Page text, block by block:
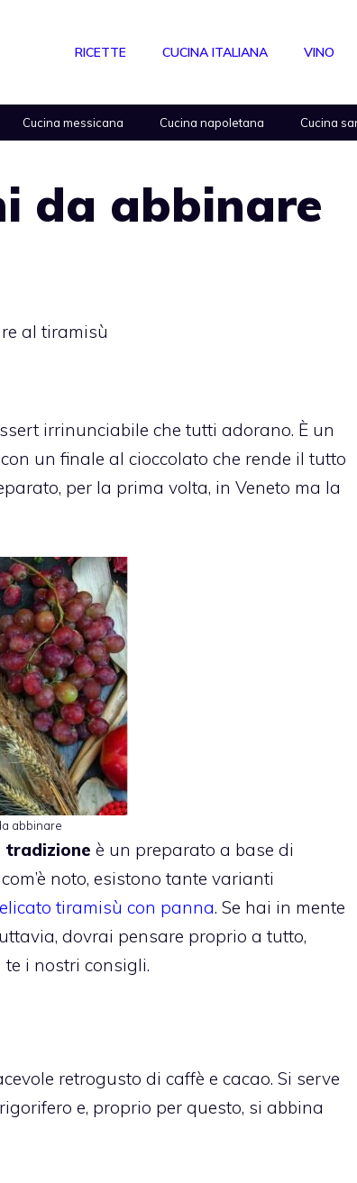
RICETTE CUCINA ITALIANA VINO
Cucina messicana Cucina napoletana Cucina
da abbinare
al tiramisù
irrinunciabile che tutti adorano. È un
un finale al cioccolato che rende il tutto
per la prima volta, in Veneto ma la
abbinare
tradizione è un preparato a base di
noto, esistono tante varianti
tiramisù con panna. Se hai in mente
dovrai pensare proprio a tutto,
i nostri consigli.
retrogusto di caffè e cacao. Si serve
e, proprio per questo, si abbina